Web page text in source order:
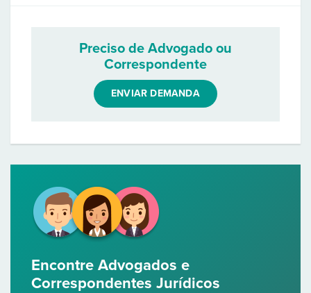
Preciso de Advogado ou
Correspondente
ENVIAR DEMANDA
Encontre Advogados e
Correspondentes Jurídicos